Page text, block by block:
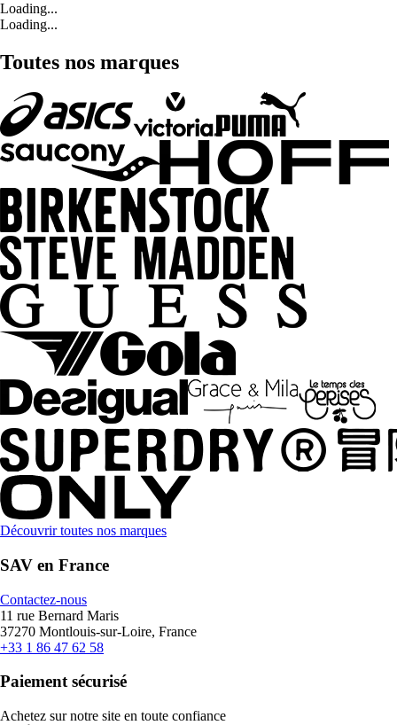
Loading...
Loading...
Toutes nos marques
Découvrir toutes nos marques
SAV en France
Contactez-nous
11 rue Bernard Maris
37270 Montlouis-sur-Loire, France
+33 1 86 47 62 58
Paiement sécurisé
Achetez sur notre site en toute confiance